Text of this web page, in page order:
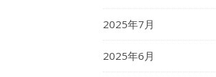
2025年7月
2025年6月